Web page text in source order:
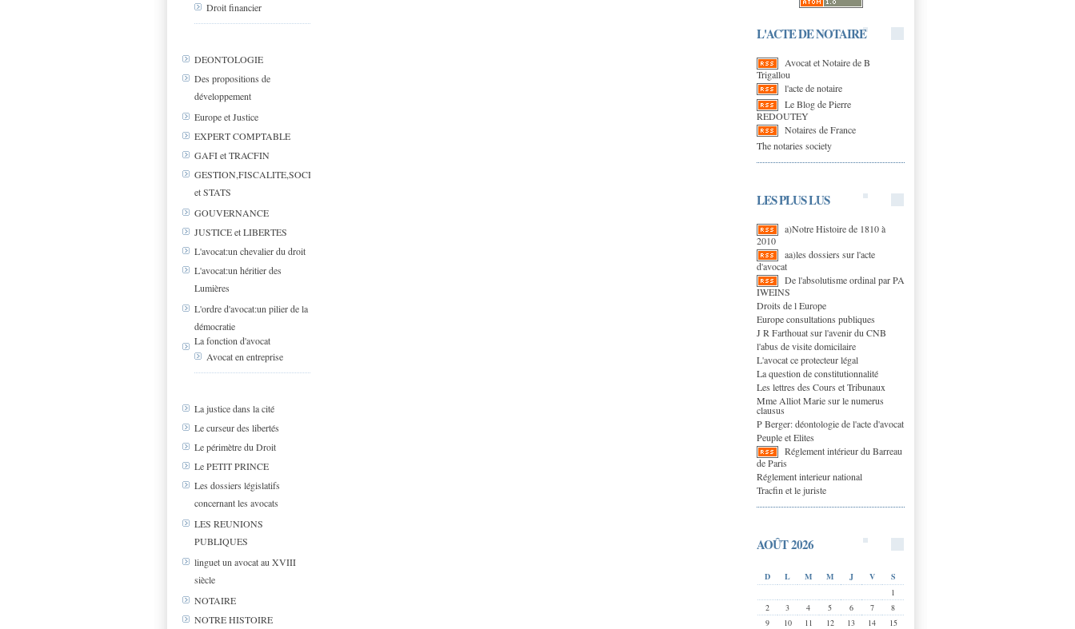
Droit financier
DEONTOLOGIE
Des propositions de
développement
Europe et Justice
EXPERT COMPTABLE
GAFI et TRACFIN
GESTION,FISCALITE,SOCIAL
et STATS
GOUVERNANCE
JUSTICE et LIBERTES
L'avocat:un chevalier du droit
L'avocat:un héritier des
Lumières
L'ordre d'avocat:un pilier de la
démocratie
La fonction d'avocat
Avocat en entreprise
La justice dans la cité
Le curseur des libertés
Le périmètre du Droit
Le PETIT PRINCE
Les dossiers législatifs
concernant les avocats
LES REUNIONS
PUBLIQUES
linguet un avocat au XVIII
siècle
NOTAIRE
NOTRE HISTOIRE
L'ACTE DE NOTAIRE
Avocat et Notaire de B
Trigallou
l'acte de notaire
Le Blog de Pierre
REDOUTEY
Notaires de France
The notaries society
LES PLUS LUS
a)Notre Histoire de 1810 à
2010
aa)les dossiers sur l'acte
d'avocat
De l'absolutisme ordinal par PA
IWEINS
Droits de l Europe
Europe consultations publiques
J R Farthouat sur l'avenir du CNB
l'abus de visite domicilaire
L'avocat ce protecteur légal
La question de constitutionnalité
Les lettres des Cours et Tribunaux
Mme Alliot Marie sur le numerus
clausus
P Berger: déontologie de l'acte d'avocat
Peuple et Elites
Réglement intérieur du Barreau
de Paris
Réglement interieur national
Tracfin et le juriste
AOÛT 2026
D L M M J V
S
1
2
3 4 5 6 7
8
9
10 11 12 13 14
15